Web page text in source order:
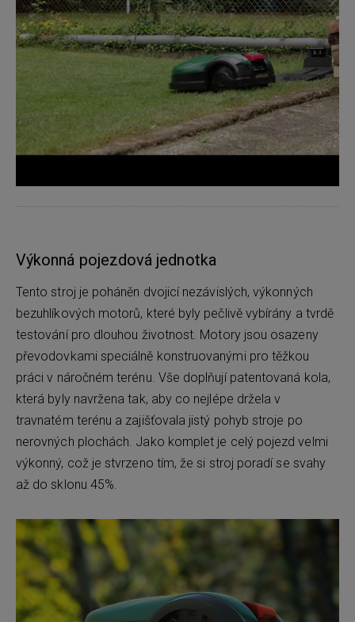
Výkonná pojezdová jednotka
Tento stroj je poháněn dvojicí nezávislých, výkonných
bezuhlíkových motorů, které byly pečlivě vybírány a tvrdě
testování pro dlouhou životnost. Motory jsou osazeny
převodovkami speciálně konstruovanými pro těžkou
práci v náročném terénu. Vše doplňují patentovaná kola,
která byly navržena tak, aby co nejlépe držela v
travnatém terénu a zajišťovala jistý pohyb stroje po
nerovných plochách. Jako komplet je celý pojezd velmi
výkonný, což je stvrzeno tím, že si stroj poradí se svahy
až do sklonu 45%.